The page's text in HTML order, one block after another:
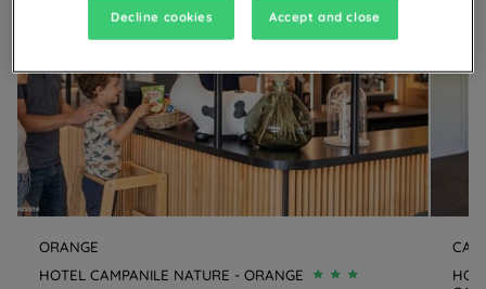
ORANGE
HOTEL CAMPANILE NATURE - ORANGE
Decline cookies Accept and close